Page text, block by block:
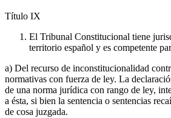
Título IX
El Tribunal Constitucional tiene
territorio español y es competente
a) Del recurso de inconstitucionalidad
normativas con fuerza de ley. La
de una norma jurídica con rango de ley,
a ésta, si bien la sentencia o sentencias
de cosa juzgada.